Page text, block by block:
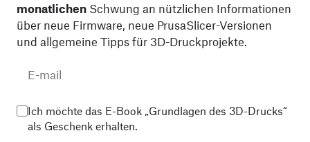
monatlichen Schwung an nützlichen Informationen
über neue Firmware, neue PrusaSlicer-Versionen
und allgemeine Tipps für 3D-Druckprojekte.
Ich möchte das E-Book „Grundlagen des 3D-Drucks“
als Geschenk erhalten.